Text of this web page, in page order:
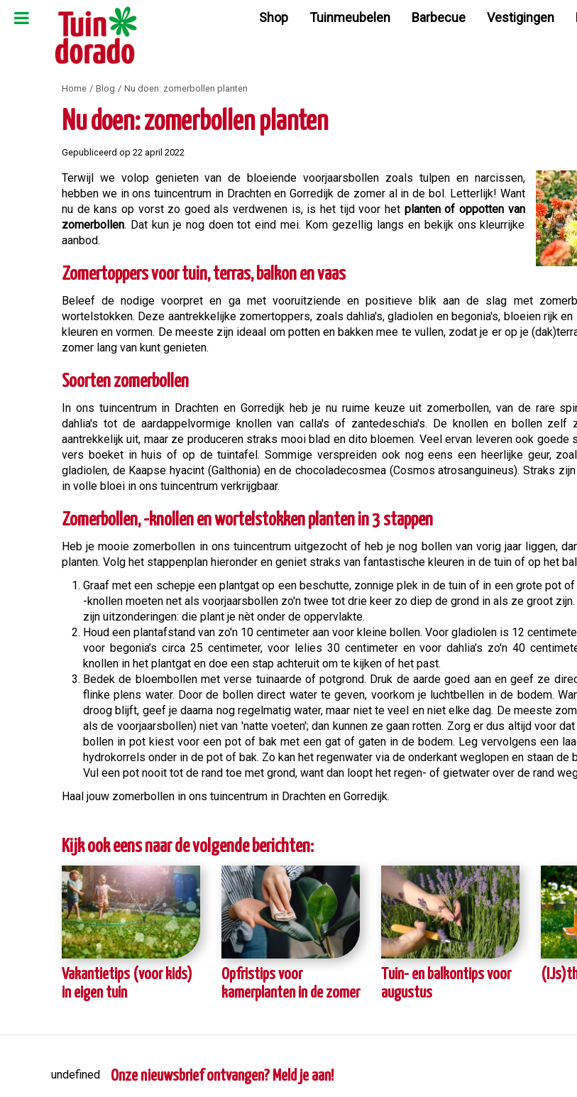
naar
Home Blog Nu doen: zomerbollen planten
Shop Tuinmeubelen Barbecue Vestigingen
Nu doen: zomerbollen planten
Gepubliceerd op 22 april 2022
Terwijl we volop genieten van de bloeiende voorjaarsbollen zoals tulpen en narcissen,
hebben we in ons tuincentrum in Drachten en Gorredijk de zomer al in de bol. Letterlijk! Want
nu de kans op vorst zo goed als verdwenen is, is het tijd voor het planten of oppotten van
zomerbollen. Dat kun je nog doen tot eind mei. Kom gezellig langs en bekijk ons kleurrijke
aanbod.
Zomertoppers voor tuin, terras, balkon en vaas
Beleef de nodige voorpret en ga met vooruitziende en positieve blik aan de slag met
wortelstokken. Deze aantrekkelijke zomertoppers, zoals dahlia's, gladiolen en begonia's, bloeien rijk
kleuren en vormen. De meeste zijn ideaal om potten en bakken mee te vullen, zodat je er op je
zomer lang van kunt genieten.
Soorten zomerbollen
In ons tuincentrum in Drachten en Gorredijk heb je nu ruime keuze uit zomerbollen, van de rare
dahlia's tot de aardappelvormige knollen van calla's of zantedeschia's. De knollen en bollen zelf
aantrekkelijk uit, maar ze produceren straks mooi blad en dito bloemen. Veel ervan leveren ook goede
vers boeket in huis of op de tuintafel. Sommige verspreiden ook nog eens een heerlijke geur,
gladiolen, de Kaapse hyacint (Galthonia) en de chocoladecosmea (Cosmos atrosanguineus). Straks
in volle bloei in ons tuincentrum verkrijgbaar.
Zomerbollen, -knollen en wortelstokken planten in 3 stappen
Heb je mooie zomerbollen in ons tuincentrum uitgezocht of heb je nog bollen van vorig jaar liggen,
planten. Volg het stappenplan hieronder en geniet straks van fantastische kleuren in de tuin of op het
Graaf met een schepje een plantgat op een beschutte, zonnige plek in de tuin of in een grote pot
-knollen moeten net als voorjaarsbollen zo'n twee tot drie keer zo diep de grond in als ze groot zijn.
zijn uitzonderingen: die plant je nèt onder de oppervlakte.
Houd een plantafstand van zo'n 10 centimeter aan voor kleine bollen. Voor gladiolen is 12
voor begonia’s circa 25 centimeter, voor lelies 30 centimeter en voor dahlia’s zo'n 40
knollen in het plantgat en doe een stap achteruit om te kijken of het past.
Bedek de bloembollen met verse tuinaarde of potgrond. Druk de aarde goed aan en geef ze
flinke plens water. Door de bollen direct water te geven, voorkom je luchtbellen in de bodem.
droog blijft, geef je daarna nog regelmatig water, maar niet te veel en niet elke dag. De meeste
als de voorjaarsbollen) niet van 'natte voeten'; dan kunnen ze gaan rotten. Zorg er dus altijd voor
bollen in pot kiest voor een pot of bak met een gat of gaten in de bodem. Leg vervolgens een
hydrokorrels onder in de pot of bak. Zo kan het regenwater via de onderkant weglopen en staan de
Vul een pot nooit tot de rand toe met grond, want dan loopt het regen- of gietwater over de rand
Haal jouw zomerbollen in ons tuincentrum in Drachten en Gorredijk.
Kijk ook eens naar de volgende berichten:
Vakantietips (voor kids)
in eigen tuin
Opfristips voor
kamerplanten in de zomer
Tuin- en balkontips voor
augustus
undefined Onze nieuwsbrief ontvangen? Meld je aan!